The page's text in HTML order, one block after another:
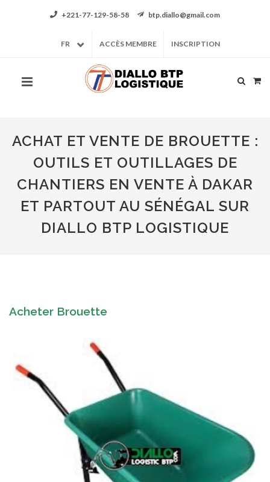
+221-77-129-58-58 btp.diallo@gmail.com
FR ACCÈS MEMBRE INSCRIPTION
ACHAT ET VENTE DE BROUETTE :
OUTILS ET OUTILLAGES DE
CHANTIERS EN VENTE À DAKAR
ET PARTOUT AU SÉNÉGAL SUR
DIALLO BTP LOGISTIQUE
Acheter Brouette